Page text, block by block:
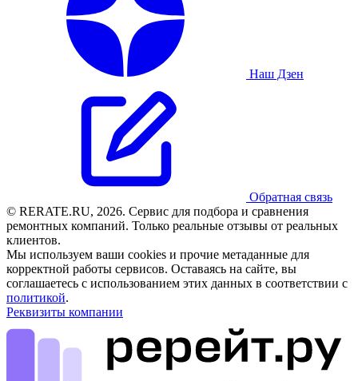
Наш Дзен
Обратная связь
© RERATE.RU, 2026. Сервис для подбора и сравнения
ремонтных компаний. Только реальные отзывы от реальных
клиентов.
Мы используем ваши cookies и прочие метаданные для
корректной работы сервисов. Оставаясь на сайте, вы
соглашаетесь с использованием этих данных в соответствии с
политикой.
Реквизиты компании